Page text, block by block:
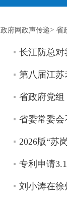
政府网政声传递> 省
长江防总
第八届江苏
省政府党
省委常委会
2026版“苏
专利申请
刘小涛在